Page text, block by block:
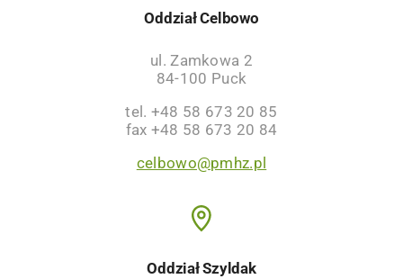
Oddział Celbowo
ul. Zamkowa 2
84-100 Puck
tel. +48 58 673 20 85
fax +48 58 673 20 84
celbowo@pmhz.pl
Oddział Szyldak